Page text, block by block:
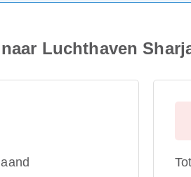
Luchthaven